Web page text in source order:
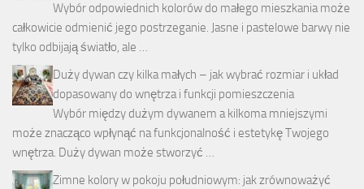
Wybór odpowiednich kolorów do małego mieszkania może
całkowicie odmienić jego postrzeganie. Jasne i pastelowe barwy nie
tylko odbijają światło, ale …
Duży dywan czy kilka małych – jak wybrać rozmiar i układ
dopasowany do wnętrza i funkcji pomieszczenia
Wybór między dużym dywanem a kilkoma mniejszymi
może znacząco wpłynąć na funkcjonalność i estetykę Twojego
wnętrza. Duży dywan może stworzyć …
Zimne kolory w pokoju południowym: jak zrównoważyć